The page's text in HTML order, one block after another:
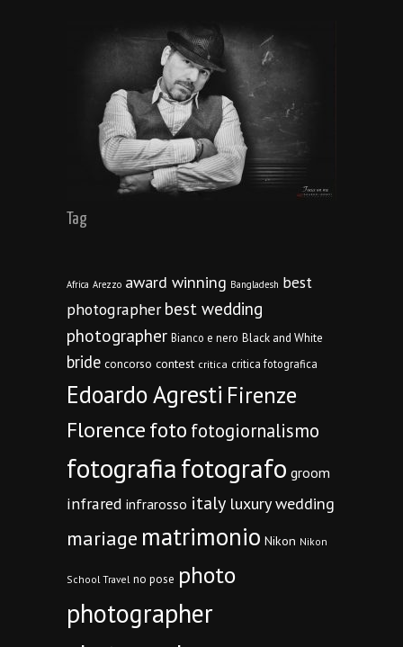
Tag
Africa Arezzo award winning Bangladesh best
photographer best wedding
photographer Bianco e nero Black and White
bride concorso contest critica critica fotografica
Edoardo Agresti Firenze
Florencefoto fotogiornalismo
fotografiafotografo groom
infrared infrarosso italy luxury wedding
mariage matrimonio Nikon Nikon
School Travel no pose photo
photographer